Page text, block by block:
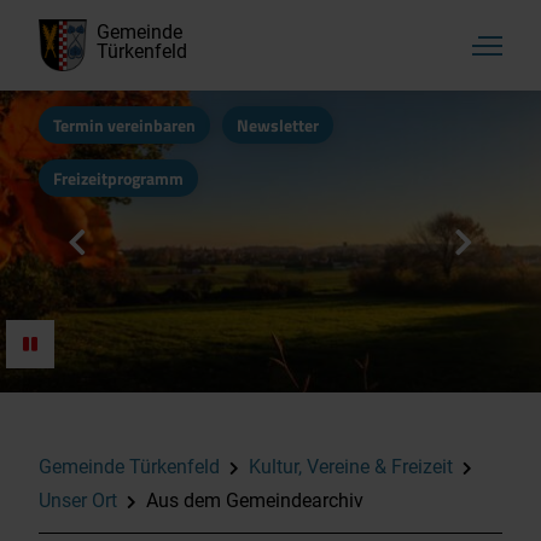
Gemeinde
Türkenfeld
Termin vereinbaren Newsletter
Freizeitprogramm
Kultur, Vereine & Freizeit
Kirchen
Gemeinde Türkenfeld
Kultur, Vereine & Freizeit
Unser Ort
Aus dem Gemeindearchiv